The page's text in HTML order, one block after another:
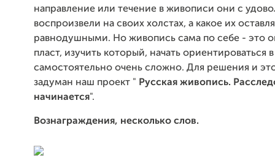
направление или течение в живописи они с
воспроизвели на своих холстах, а какое их
равнодушными. Но живопись сама по себе - это
пласт, изучить который, начать ориентироваться
самостоятельно очень сложно. Для решения и
задуман наш проект " Русская живопись.
начинается".
Вознаграждения, несколько слов.